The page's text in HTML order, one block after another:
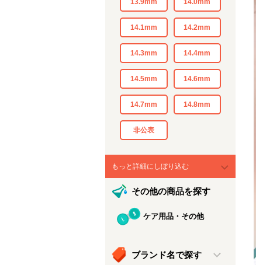
13.9mm 14.0mm
14.1mm 14.2mm
14.3mm 14.4mm
14.5mm 14.6mm
14.7mm 14.8mm
非公表
もっと詳細にしぼり込む
その他の商品を探す
ケア用品・その他
ブランド名で探す